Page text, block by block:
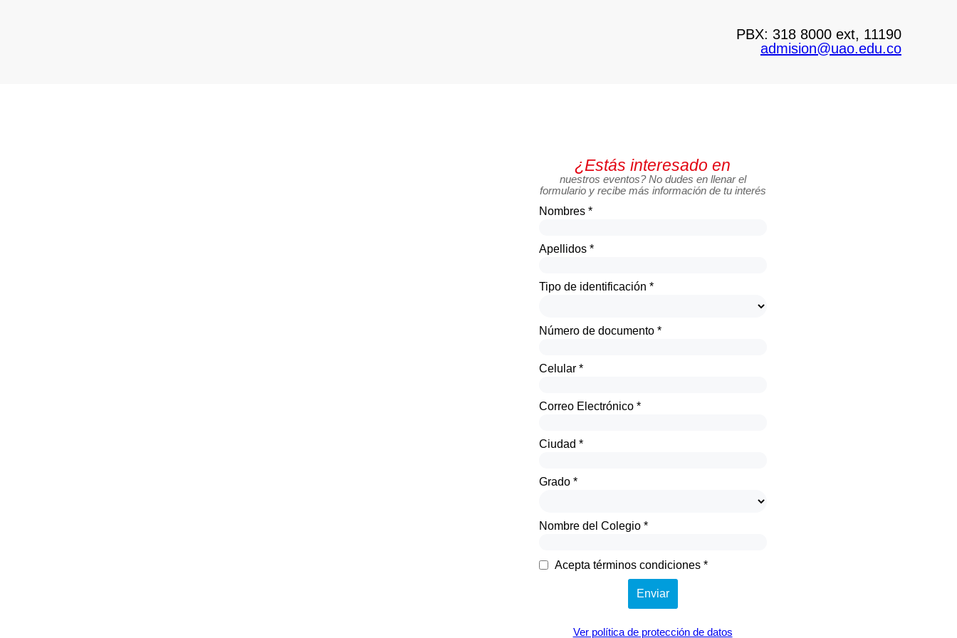
PBX: 318 8000 ext, 11190
admision@uao.edu.co
¿Estás interesado en
nuestros eventos? No dudes en llenar el
formulario y recibe más información de tu interés
Nombres *
Apellidos *
Tipo de identificación *
Número de documento *
Celular *
Correo Electrónico *
Ciudad *
Grado *
Nombre del Colegio *
Acepta términos condiciones *
Enviar
Ver política de protección de datos